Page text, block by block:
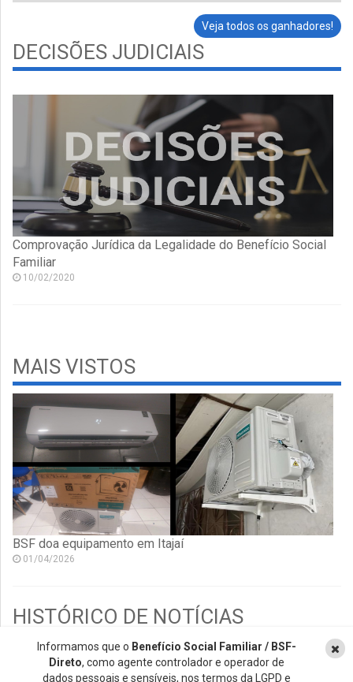
Informamos que o Benefício Social Familiar / BSF-
Direto, como agente controlador e operador de
dados pessoais e sensíveis, nos termos da LGPD e
Veja todos os ganhadores!
DECISÕES JUDICIAIS
Comprovação Jurídica da Legalidade do Benefício Social
Familiar
10/02/2020
MAIS VISTOS
BSF doa equipamento em Itajaí
01/04/2026
HISTÓRICO DE NOTÍCIAS
2026